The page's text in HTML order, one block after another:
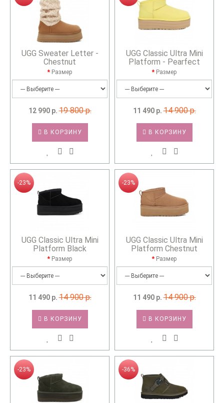
UGG Sweater Letter -
Chestnut
Размер
12 990 р. 19 800 р.
В КОРЗИНУ
UGG Classic Ultra Mini
Platform - Pearfect
Размер
11 490 р. 14 900 р.
В КОРЗИНУ
-23%
UGG Classic Ultra Mini
Platform Black
Размер
11 490 р. 14 900 р.
В КОРЗИНУ
-23%
UGG Classic Ultra Mini
Platform Chestnut
Размер
11 490 р. 14 900 р.
В КОРЗИНУ
-23% -36%